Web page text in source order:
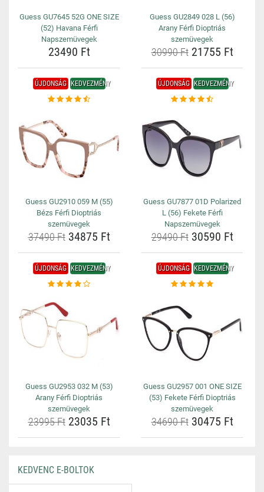
Guess GU7645 52G ONE SIZE
(52) Havana Férfi
Napszemüvegek
23490 Ft
Guess GU2849 028 L (56)
Arany Férfi Dioptriás
szemüvegek
30990 Ft21755 Ft
ÚJDONSÁG KEDVEZMÉNY
Guess GU2910 059 M (55)
Bézs Férfi Dioptriás
szemüvegek
37490 Ft34875 Ft
ÚJDONSÁG KEDVEZMÉNY
Guess GU7877 01D Polarized
L (56) Fekete Férfi
Napszemüvegek
29490 Ft30590 Ft
ÚJDONSÁG KEDVEZMÉNY
Guess GU2953 032 M (53)
Arany Férfi Dioptriás
szemüvegek
23995 Ft23035 Ft
ÚJDONSÁG KEDVEZMÉNY
Guess GU2957 001 ONE SIZE
(53) Fekete Férfi Dioptriás
szemüvegek
34690 Ft30475 Ft
KEDVENC E-BOLTOK